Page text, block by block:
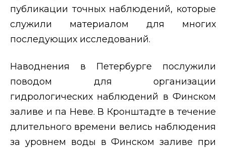
публикации точных наблюдений, которые
служили материалом для многих
последующих исследований.
Наводнения в Петербурге послужили
поводом для организации
гидрологических наблюдений в Финском
заливе и па Неве. В Кронштадте в течение
длительного времени велись наблюдения
за уровнем воды в Финском заливе при